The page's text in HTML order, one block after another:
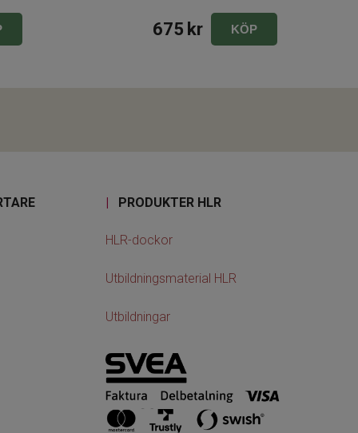
675 kr KÖP
PRODUKTER HLR
HLR-dockor
Utbildningsmaterial HLR
Utbildningar